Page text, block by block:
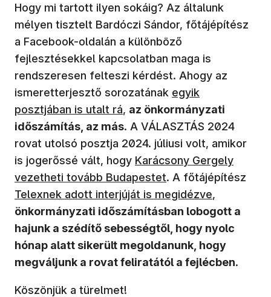
Hogy mi tartott ilyen sokáig? Az általunk
mélyen tisztelt Bardóczi Sándor, főtájépítész
a Facebook-oldalán a különböző
fejlesztésekkel kapcsolatban maga is
rendszeresen felteszi kérdést. Ahogy az
ismeretterjesztő sorozatának egyik
posztjában is utalt rá, az önkormányzati
időszámítás, az más. A VÁLASZTÁS 2024
rovat utolsó posztja 2024. júliusi volt, amikor
is jogerőssé vált, hogy Karácsony Gergely
vezetheti tovább Budapestet. A főtájépítész
Telexnek adott interjúját is megidézve,
önkormányzati időszámításban lobogott a
hajunk a szédítő sebességtől, hogy nyolc
hónap alatt sikerült megoldanunk, hogy
megváljunk a rovat feliratától a fejlécben.
Köszönjük a türelmet!